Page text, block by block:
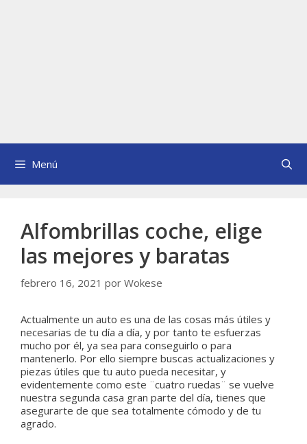
Menú
Alfombrillas coche, elige
las mejores y baratas
febrero 16, 2021 por Wokese
Actualmente un auto es una de las cosas más útiles y
necesarias de tu día a día, y por tanto te esfuerzas
mucho por él, ya sea para conseguirlo o para
mantenerlo. Por ello siempre buscas actualizaciones y
piezas útiles que tu auto pueda necesitar, y
evidentemente como este ¨cuatro ruedas¨ se vuelve
nuestra segunda casa gran parte del día, tienes que
asegurarte de que sea totalmente cómodo y de tu
agrado.